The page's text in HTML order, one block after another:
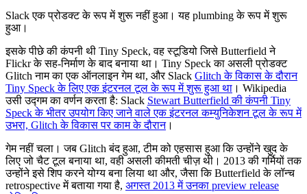
Slack एक प्रोडक्ट के रूप में शुरू नहीं हुआ। यह plumbing के रूप में शुरू
हुआ।
इसके पीछे की कंपनी थी Tiny Speck, वह स्टूडियो जिसे Butterfield ने
Flickr के सह-निर्माण के बाद बनाया था। Tiny Speck का असली प्रोडक्ट
Glitch नाम का एक ऑनलाइन गेम था, और Slack Glitch के विकास के दौरान
Tiny Speck के लिए एक इंटरनल टूल के रूप में शुरू हुआ था । Wikipedia
उसी उद्गम का वर्णन करता है: Slack Stewart Butterfield की कंपनी Tiny
Speck के भीतर उपयोग किए जाने वाले एक इंटरनल कम्युनिकेशन टूल के रूप में
उभरा, Glitch के विकास पर काम के दौरान।
गेम नहीं चला। जब Glitch बंद हुआ, टीम को एहसास हुआ कि उन्होंने खुद के
लिए जो चैट टूल बनाया था, वही असली कीमती चीज़ थी। 2013 की गर्मियों तक
उन्होंने इसे शिप करने योग्य बना लिया था और, जैसा कि Butterfield के लॉन्च
retrospective में बताया गया है, अगस्त 2013 में उनका preview release